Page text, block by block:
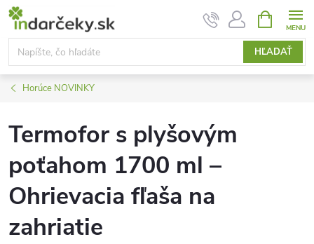
Prejsť
obsah
HĽADAŤ
KOŠÍK
Horúce NOVINKY
Termofor s plyšovým
poťahom 1700 ml –
Ohrievacia fľaša na
zahriatie